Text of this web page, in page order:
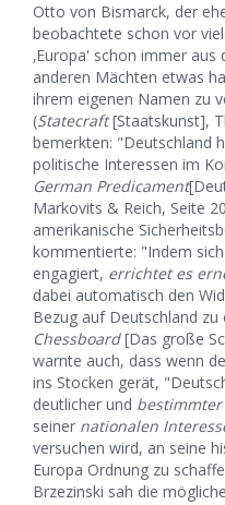
Otto von Bismarck, der
beobachtete schon vor
‚Europa' schon immer
anderen Mächten etwas
ihrem eigenen Namen zu
(Statecraft[Staatskunst],
bemerkten: "Deutschland
politische Interessen im
German Predicament
Markovits & Reich, Seite
amerikanische
kommentierte: "Indem
engagiert, errichtet es
dabei automatisch den
Bezug auf Deutschland zu
Chessboard[Das große
warnte auch, dass wenn
ins Stocken gerät,
deutlicher und bestimmter
seiner nationalen
versuchen wird, an seine
Europa Ordnung zu
Brzezinski sah die